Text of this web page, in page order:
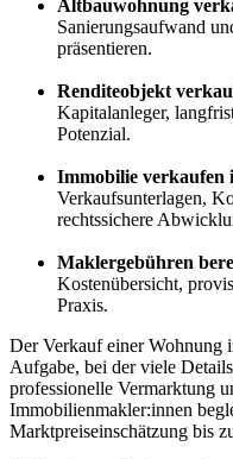
Altbauwohnung
Sanierungsaufwand
präsentieren.
Renditeobjekt
Kapitalanleger,
Potenzial.
Immobilie
Verkaufsunterlagen,
rechtssichere
Maklergebühren
Kostenübersicht,
Praxis.
Der Verkauf einer Wohnung
Aufgabe, bei der viele
professionelle Vermarktung
Immobilienmakler:innen
Marktpreiseinschätzung bis